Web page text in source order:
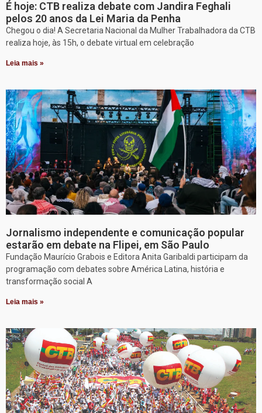
É hoje: CTB realiza debate com Jandira Feghali
pelos 20 anos da Lei Maria da Penha
Chegou o dia! A Secretaria Nacional da Mulher Trabalhadora da CTB
realiza hoje, às 15h, o debate virtual em celebração
Leia mais »
Jornalismo independente e comunicação popular
estarão em debate na Flipei, em São Paulo
Fundação Maurício Grabois e Editora Anita Garibaldi participam da
programação com debates sobre América Latina, história e
transformação social A
Leia mais »